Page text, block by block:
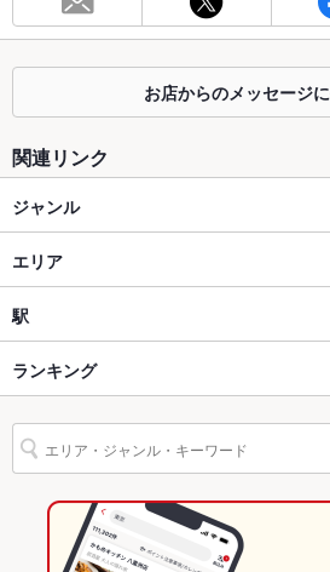
最大宴会収
－
座敷
掘りごたつ
カウンター
貸切 貸切不可
設備
バリアフリ
なし
お店からのメッセージ
関連リンク
ジャンル
お好み焼き・もんじゃ
粉もの全般
天神・西中洲・春吉 × お好み焼き・もんじ
天神・西中洲・春吉 × 粉もの全般
渡辺通駅 × お好み焼き・もんじゃ
渡辺通駅 × 粉もの全般
エリア
天神
天神 × お好み焼き・もんじゃ
天神 × 粉もの全般
福岡
福岡 × お好み焼き・もんじゃ
駅
渡辺通駅
ランキング
福岡のグルメランキング
福岡のお好み焼き・もんじゃランキング
天神・西中洲・春吉のグルメランキング